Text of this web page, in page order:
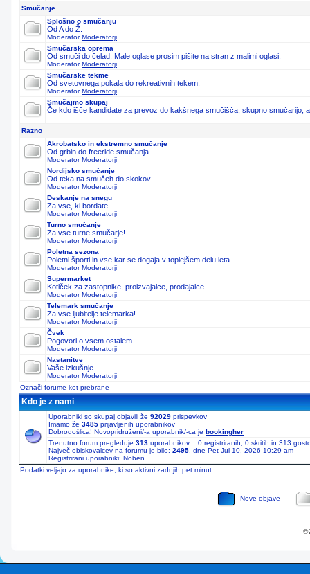
Smučanje
Splošno o smučanju
Od A do Ž.
ModeratorModeratorji
Smučarska oprema
Od smuči do čelad. Male oglase prosim pišite na stran z malimi oglasi.
ModeratorModeratorji
Smučarske tekme
Od svetovnega pokala do rekreativnih tekem.
ModeratorModeratorji
Smučajmo skupaj
Če kdo išče kandidate za prevoz do kakšnega smučišča, skupno smučarijo,
Razno
Akrobatsko in ekstremno smučanje
Od grbin do freeride smučanja.
ModeratorModeratorji
Nordijsko smučanje
Od teka na smučeh do skokov.
ModeratorModeratorji
Deskanje na snegu
Za vse, ki bordate.
ModeratorModeratorji
Turno smučanje
Za vse turne smučarje!
ModeratorModeratorji
Poletna sezona
Poletni športi in vse kar se dogaja v toplejšem delu leta.
ModeratorModeratorji
Supermarket
Kotiček za zastopnike, proizvajalce, prodajalce...
ModeratorModeratorji
Telemark smučanje
Za vse ljubitelje telemarka!
ModeratorModeratorji
Čvek
Pogovori o vsem ostalem.
ModeratorModeratorji
Nastanitve
Vaše izkušnje.
ModeratorModeratorji
Označi forume kot prebrane
Kdo je z nami
Uporabniki so skupaj objavili že 92029 prispevkov
Imamo že 3485 prijavljenih uporabnikov
Dobrodošlica! Novopridruženi/-a uporabnik/-ca je bookingher
Trenutno forum pregleduje 313 uporabnikov :: 0 registriranih, 0 skritih in 313
Največ obiskovalcev na forumu je bilo: 2495 , dne Pet Jul 10, 2026 10:29 am
Registrirani uporabniki: Noben
Podatki veljajo za uporabnike, ki so aktivni zadnjih pet minut.
Nove objave
©